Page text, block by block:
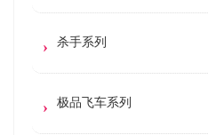
杀手系列
极品飞车系列